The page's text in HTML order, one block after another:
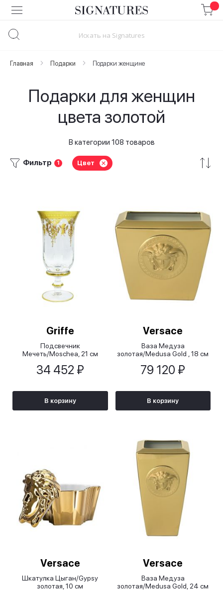
Skip
to
Главная Подарки Подарки женщине
Подарки для женщин
цвета золотой
В категории 108 товаров
Фильтр 1 Цвет
Griffe
Подсвечник
Мечеть/Moschea, 21 см
34 452 ₽
В корзину
Versace
Ваза Медуза
золотая/Medusa Gold , 18 см
79 120 ₽
В корзину
Versace
Шкатулка Цыган/Gypsy
золотая, 10 см
Versace
Ваза Медуза
золотая/Medusa Gold, 24 см